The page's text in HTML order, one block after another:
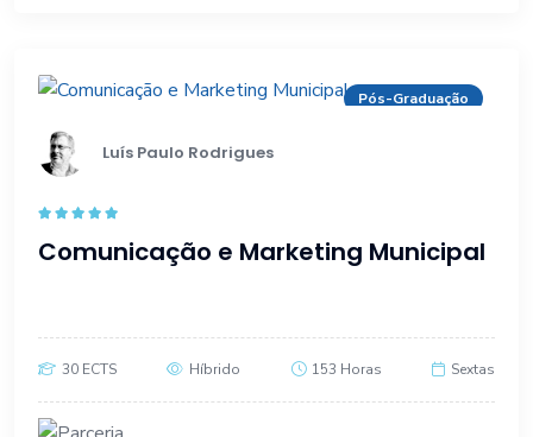
Pós-Graduação
Luís Paulo Rodrigues
out of 5
Comunicação e Marketing Municipal
30 ECTS Híbrido 153 Horas Sextas